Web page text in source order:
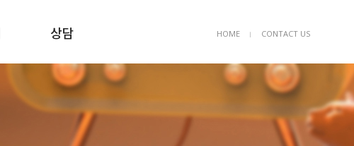
HOME ㅣ CONTACT US
상담
상담예약
묻고답하기